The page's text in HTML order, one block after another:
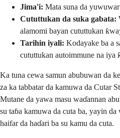
Jima'i: Mata suna da
Cututtukan da suka gabata:
alamomi bayan cututtukan
Tarihin iyali: Kodayake ba a
cututtukan autoimmune na iya
Ka tuna cewa samun abubuwan da
za ka tabbatar da kamuwa da Cutar
Mutane da yawa masu waɗannan
su taɓa kamuwa da cuta ba, yayin
haifar da haɗari ba su kamu da cuta.